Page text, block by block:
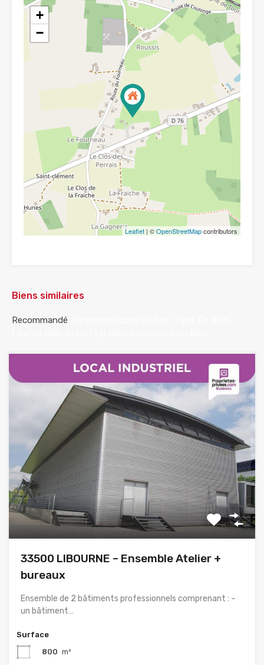
+
−
Leaflet | ©OpenStreetMapcontributors
Biens similaires
Recommandé
33500 LIBOURNE – Ensemble Atelier +
bureaux
Ensemble de 2 bâtiments professionnels comprenant : –
un bâtiment…
Surface
800 m²